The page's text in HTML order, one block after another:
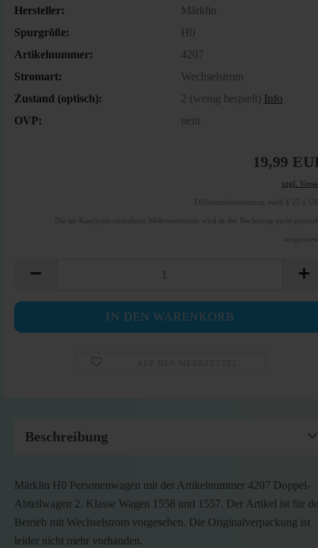
Hersteller:
Märklin
Spurgröße:
H0
Artikelnummer:
4207
Stromart:
Wechselstrom
Zustand (optisch):
2 (wenig bespielt) Info
OVP:
nein
19,99
zzgl.
Differenzbesteuerung nach § 25 a
Die im Kaufpreis enthaltene Mehrwertsteuer wird in der Rechnung nicht
Beschreibung
Märklin H0 Personenwagen mit der Artikelnummer 4207 Doppel-
Abteilwagen 2. Klasse Wagen 1558 und 1557. Der Artikel ist für
Betrieb mit Wechselstrom vorgesehen. Die Originalverpackung ist
leider nicht mehr vorhanden.